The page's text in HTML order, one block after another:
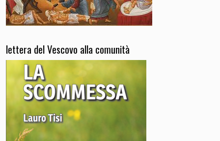
lettera del Vescovo alla comunità